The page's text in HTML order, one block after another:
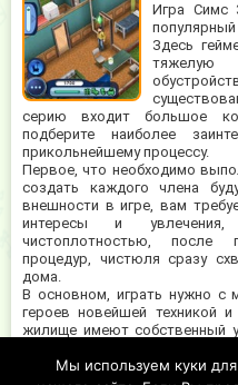
Игра Симс
Здесь
тяжелую
серию входит большое
подберите наиболее
прикольнейшему процессу.
Первое, что необходимо
создать каждого члена
внешности в игре, вам
интересы и
чистоплотностью, после
процедур, чистюля сразу
дома.
В основном, играть нужно с
героев новейшей техникой
жилище имеют собственный
удовлетворительный.
Мы используем куки